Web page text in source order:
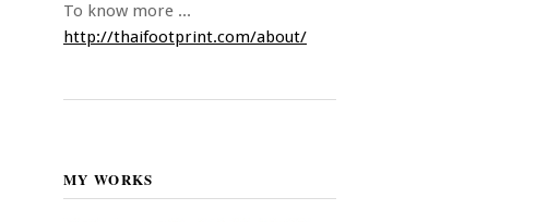
To know more ...
http://thaifootprint.com/about/
MY WORKS